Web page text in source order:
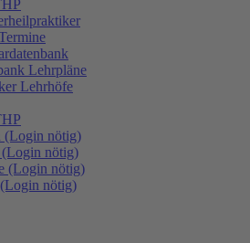
Lehrpläne
Lehrhöfe
(Login nötig)
(Login nötig)
(Login nötig)
nötig)